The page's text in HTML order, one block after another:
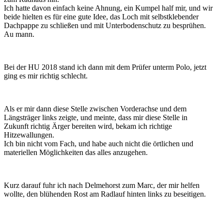
Ich hatte davon einfach keine Ahnung, ein Kumpel half mir, und wir
beide hielten es für eine gute Idee, das Loch mit selbstklebender
Dachpappe zu schließen und mit Unterbodenschutz zu besprühen.
Au mann.
Bei der HU 2018 stand ich dann mit dem Prüfer unterm Polo, jetzt
ging es mir richtig schlecht.
Als er mir dann diese Stelle zwischen Vorderachse und dem
Längsträger links zeigte, und meinte, dass mir diese Stelle in
Zukunft richtig Ärger bereiten wird, bekam ich richtige
Hitzewallungen.
Ich bin nicht vom Fach, und habe auch nicht die örtlichen und
materiellen Möglichkeiten das alles anzugehen.
Kurz darauf fuhr ich nach Delmehorst zum Marc, der mir helfen
wollte, den blühenden Rost am Radlauf hinten links zu beseitigen.